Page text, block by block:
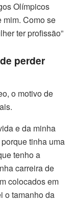
Olímpicos
mim. Como se
ter profissão”
perder
o motivo de
e da minha
tinha uma
tenho a
carreira de
colocados em
o tamanho da